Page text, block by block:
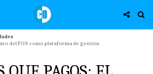
del POS como plataforma de gestión